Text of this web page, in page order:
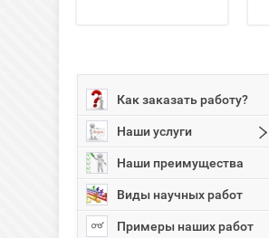
Как заказать работу?
Наши услуги
Наши преимущества
Виды научных работ
Примеры наших работ